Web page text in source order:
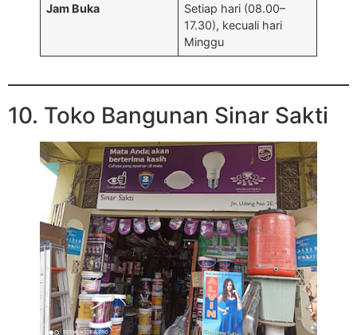
Jam Buka
Setiap hari (08.00–
17.30), kecuali hari
Minggu
10. Toko Bangunan Sinar Sakti